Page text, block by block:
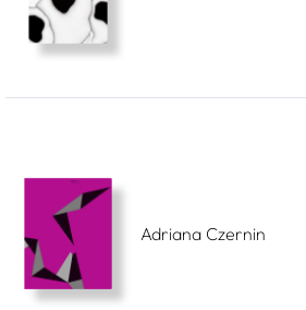
Adriana Czernin